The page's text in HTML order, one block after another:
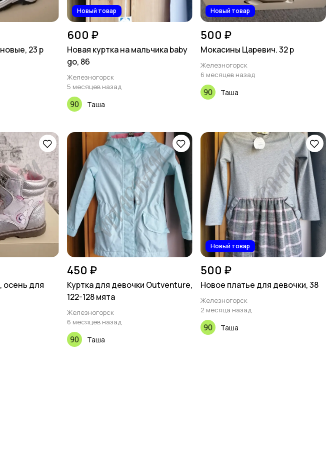
23 р
Новый товар
600 ₽
Новая куртка на мальчика baby
go, 86
Железногорск
5 месяцев назад
Таша
Новый товар
500 ₽
Мокасины Царевич. 32 р
Железногорск
6 месяцев назад
Таша
осень для
450 ₽
Куртка для девочки Outventure,
122-128 мята
Железногорск
6 месяцев назад
Таша
Новый товар
500 ₽
Новое платье для девочки, 38
Железногорск
2 месяца назад
Таша